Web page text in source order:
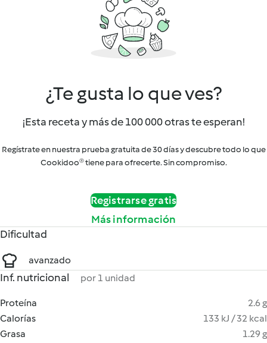
¿Te gusta lo que ves?
¡Esta receta y más de 100 000 otras te esperan!
Regístrate en nuestra prueba gratuita de 30 días y descubre todo lo que
Cookidoo® tiene para ofrecerte. Sin compromiso.
Registrarse gratis
Más información
Dificultad
avanzado
Inf. nutricional por 1 unidad
Proteína
2.6 g
Calorías
133 kJ / 32 kcal
Grasa
1.29 g